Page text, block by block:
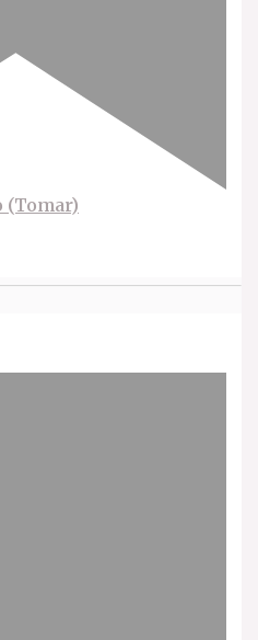
(Tomar)